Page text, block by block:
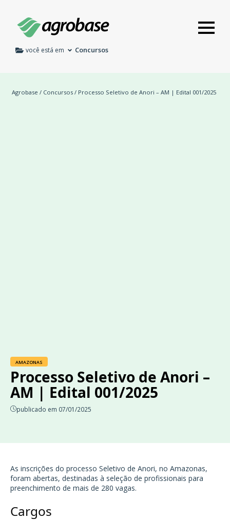
você está em Concursos
Agrobase / Concursos / Processo Seletivo de Anori – AM | Edital 001/2025
AMAZONAS
Processo Seletivo de Anori –
AM | Edital 001/2025
publicado em 07/01/2025
As inscrições do processo Seletivo de Anori, no Amazonas,
foram abertas, destinadas à seleção de profissionais para
preenchimento de mais de 280 vagas.
Cargos